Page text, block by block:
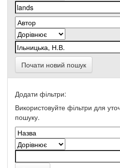
Почати новий пошук
Додати фільтри:
Використовуйте фільтри для
пошуку.